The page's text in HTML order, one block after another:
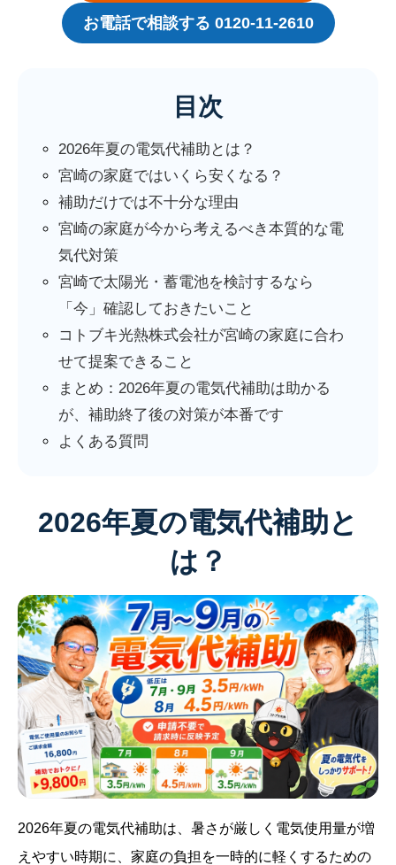
お電話で相談する 0120-11-2610
目次
2026年夏の電気代補助とは？
宮崎の家庭ではいくら安くなる？
補助だけでは不十分な理由
宮崎の家庭が今から考えるべき本質的な電
気代対策
宮崎で太陽光・蓄電池を検討するなら
「今」確認しておきたいこと
コトブキ光熱株式会社が宮崎の家庭に合わ
せて提案できること
まとめ：2026年夏の電気代補助は助かる
が、補助終了後の対策が本番です
よくある質問
2026年夏の電気代補助と
は？
2026年夏の電気代補助は、暑さが厳しく電気使用量が増
えやすい時期に、家庭の負担を一時的に軽くするための